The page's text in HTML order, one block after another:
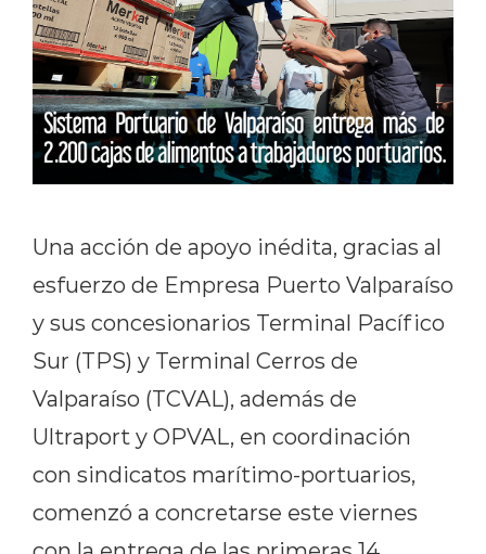
Una acción de apoyo inédita, gracias al
esfuerzo de Empresa Puerto Valparaíso
y sus concesionarios Terminal Pacífico
Sur (TPS) y Terminal Cerros de
Valparaíso (TCVAL), además de
Ultraport y OPVAL, en coordinación
con sindicatos marítimo-portuarios,
comenzó a concretarse este viernes